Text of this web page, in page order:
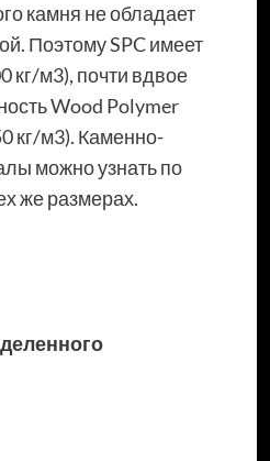
камня не обладает
Поэтому SPC имеет
кг/м3), почти вдвое
Wood Polymer
кг/м3). Каменно-
можно узнать по
же размерах.